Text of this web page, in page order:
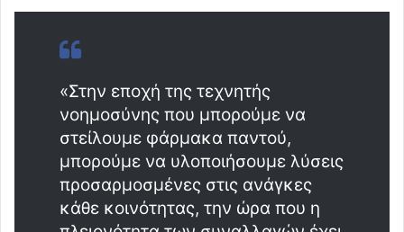
«Στην εποχή της τεχνητής
νοημοσύνης που μπορούμε να
στείλουμε φάρμακα παντού,
μπορούμε να υλοποιήσουμε λύσεις
προσαρμοσμένες στις ανάγκες
κάθε κοινότητας, την ώρα που η